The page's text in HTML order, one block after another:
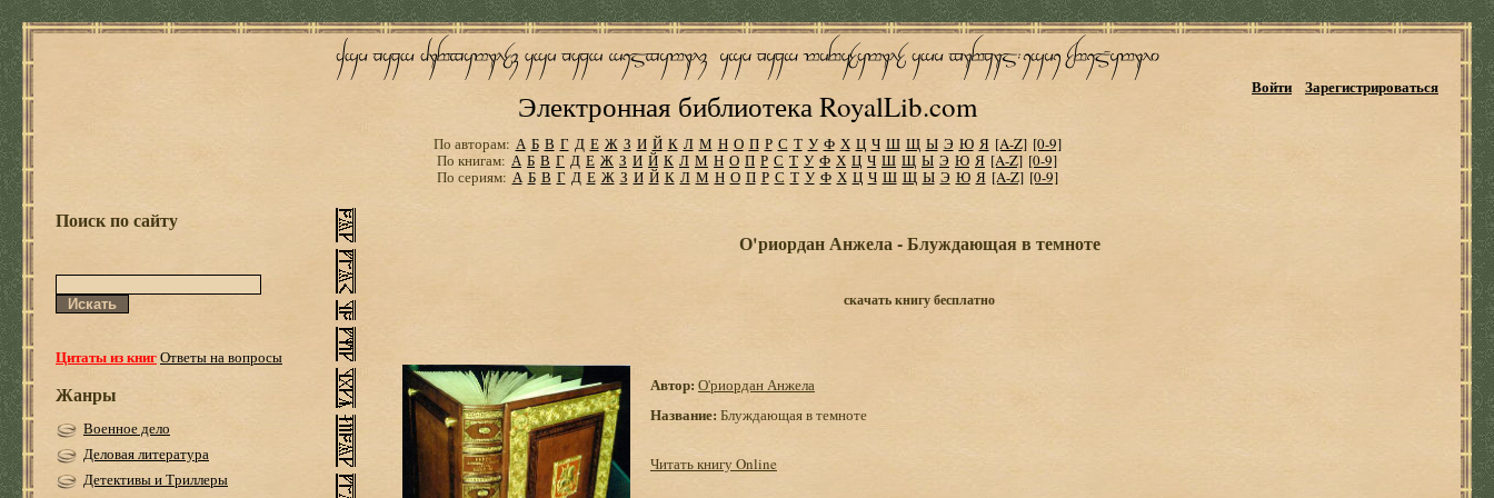
Электронная библиотека RoyalLib.com
Войти Зарегистрироваться
По авторам: А Б В Г Д Е Ж З И Й К Л М Н О П Р С Т У Ф Х Ц Ч Ш Щ Ы Э Ю Я [A-Z] [0-9]
По книгам: А Б В Г Д Е Ж З И Й К Л М Н О П Р С Т У Ф Х Ц Ч Ш Щ Ы Э Ю Я [A-Z] [0-9]
По сериям: А Б В Г Д Е Ж З И Й К Л М Н О П Р С Т У Ф Х Ц Ч Ш Щ Ы Э Ю Я [A-Z] [0-9]
Поиск по сайту
Цитаты из книгОтветы на вопросы
Жанры
Военное дело
Деловая литература
Детективы и Триллеры
О'риордан Анжела - Блуждающая в темноте
скачать книгу бесплатно
Автор: О'риордан Анжела
Название: Блуждающая в темноте
Читать книгу Online